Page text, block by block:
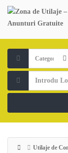
Utilaje de